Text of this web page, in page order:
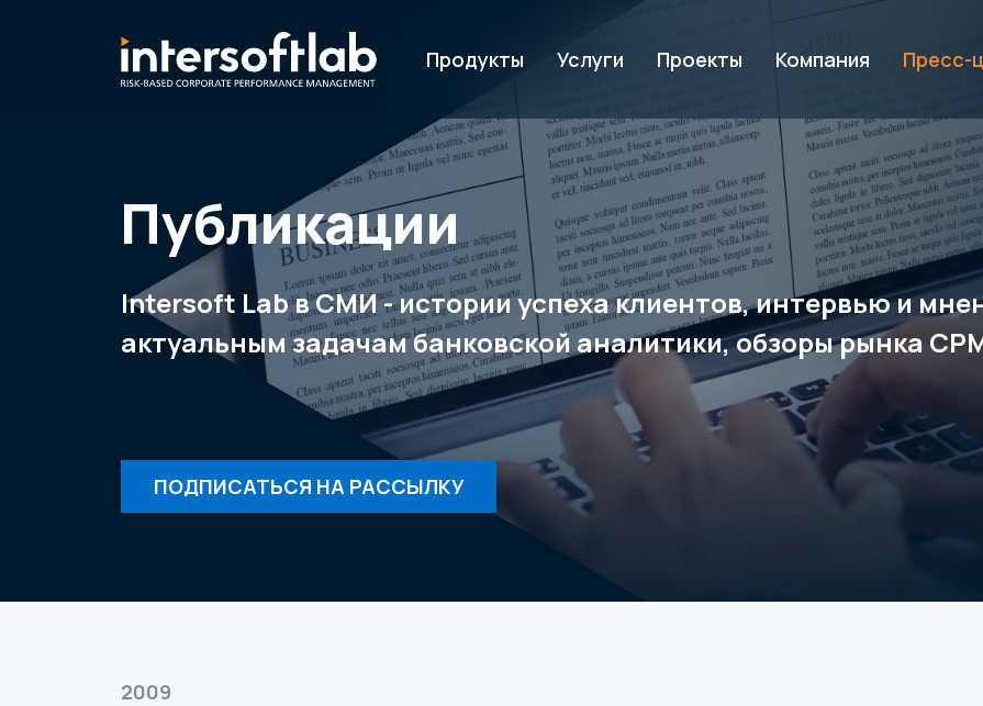
Продукты Услуги Проекты Компания Пресс-
Публикации
Intersoft Lab в СМИ - истории успеха клиентов, интервью и
актуальным задачам банковской аналитики, обзоры рынка
ПОДПИСАТЬСЯ НА РАССЫЛКУ
2009